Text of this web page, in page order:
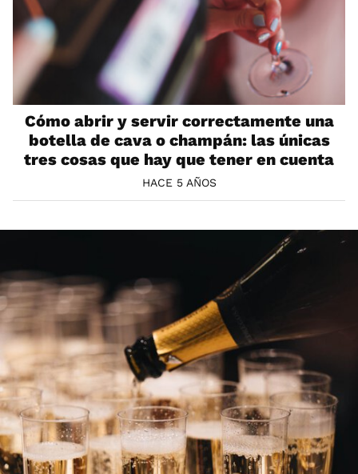
Cómo abrir y servir correctamente una
botella de cava o champán: las únicas
tres cosas que hay que tener en cuenta
HACE 5 AÑOS